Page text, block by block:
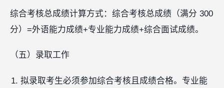
综合考核总成绩计算方式：综合考核总成绩（满分 300
分）=外语能力成绩+专业能力成绩+综合面试成绩。
（五）录取工作
拟录取考生必须参加综合考核且成绩合格。专业能